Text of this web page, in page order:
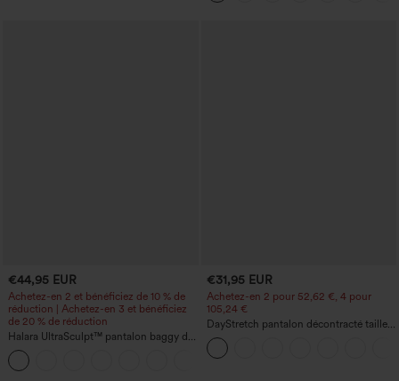
€44,95 EUR
Achetez-en 2 et bénéficiez de 10 % de
réduction | Achetez-en 3 et bénéficiez
de 20 % de réduction
Halara UltraSculpt™ pantalon baggy de
yoga taille haute à effet gainant pour le
ventre, à rayures color block, avec
poches
€31,95 EUR
Achetez-en 2 pour 52,62 €, 4 pour
105,24 €
DayStretch pantalon décontracté taille
haute à jambe en forme de tonneau
avec poches